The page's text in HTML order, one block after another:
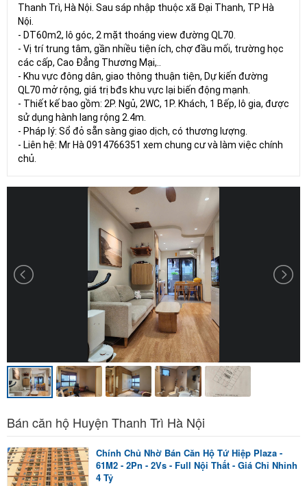
Thanh Trì, Hà Nội. Sau sáp nhập thuộc xã Đại Thanh, TP Hà
Nội.
- DT60m2, lô góc, 2 mặt thoáng view đường QL70.
- Vị trí trung tâm, gần nhiều tiện ích, chợ đầu mối, trường học
các cấp, Cao Đẳng Thương Mại,..
- Khu vực đông dân, giao thông thuận tiện, Dự kiến đường
QL70 mở rộng, giá trị bđs khu vực lại biến động mạnh.
- Thiết kế bao gồm: 2P. Ngủ, 2WC, 1P. Khách, 1 Bếp, lô gia, được
sử dụng hành lang rộng 2.4m.
- Pháp lý: Sổ đỏ sẵn sàng giao dịch, có thương lượng.
- Liên hệ: Mr Hà 0914766351 xem chung cư và làm việc chính
chủ.
Bán căn hộ Huyện Thanh Trì Hà Nội
Chính Chủ Nhờ Bán Căn Hộ Tứ Hiệp Plaza -
61M2 - 2Pn - 2Vs - Full Nội Thất - Giá Chỉ Nhỉnh
4 Tỷ